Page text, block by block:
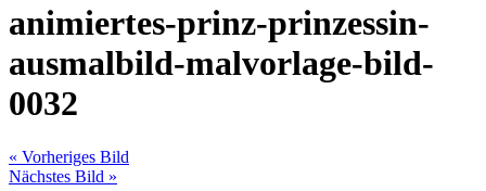
animiertes-prinz-prinzessin-
ausmalbild-malvorlage-bild-
0032
« Vorheriges Bild
Nächstes Bild »